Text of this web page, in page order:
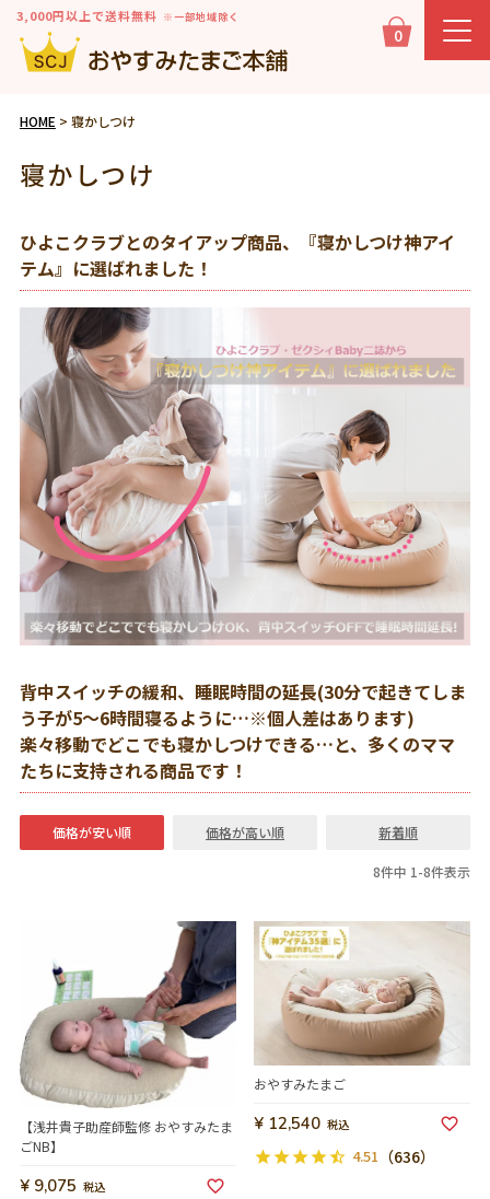
3,000円以上で送料無料 ※一部地域除く
0
HOME 寝かしつけ
寝かしつけ
ひよこクラブとのタイアップ商品、『寝かしつけ神アイ
テム』に選ばれました！
背中スイッチの緩和、睡眠時間の延長(30分で起きてしま
う子が5～6時間寝るように…※個人差はあります)
楽々移動でどこでも寝かしつけできる…と、多くのママ
たちに支持される商品です！
価格が安い順 価格が高い順 新着順
8件中 1-8件表示
【浅井貴子助産師監修 おやすみたま
ごNB】
¥ 9,075 税込
おやすみたまご
¥ 12,540 税込
4.51 （636）